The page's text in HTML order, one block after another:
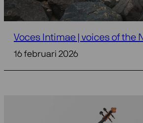
Voces Intimae | voices of the
16 februari 2026